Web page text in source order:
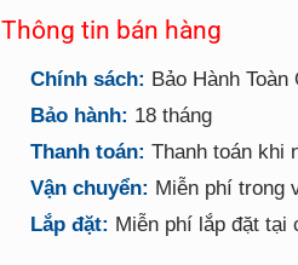
Thông tin bán hàng
Chính sách: Bảo Hành Toàn
Bảo hành: 18 tháng
Thanh toán: Thanh toán khi
Vận chuyển: Miễn phí trong
Lắp đặt: Miễn phí lắp đặt tại